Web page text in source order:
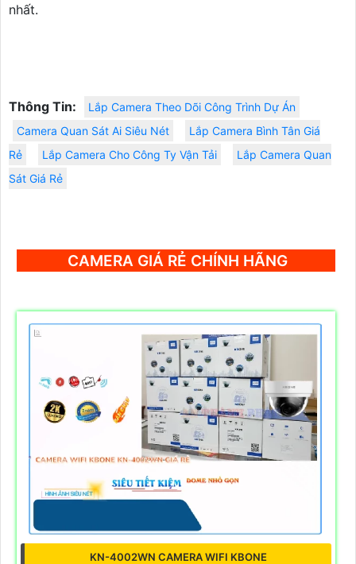
nhất.
Thông Tin:
Lắp Camera Theo Dõi Công Trình Dự Án
Camera Quan Sát Ai Siêu Nét
Lắp Camera Bình Tân Giá
Rẻ
Lắp Camera Cho Công Ty Vận Tải
Lắp Camera Quan
Sát Giá Rẻ
CAMERA GIÁ RẺ CHÍNH HÃNG
KN-4002WN CAMERA WIFI KBONE